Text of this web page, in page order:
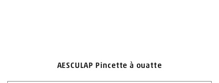
AESCULAP Pincette à ouatte